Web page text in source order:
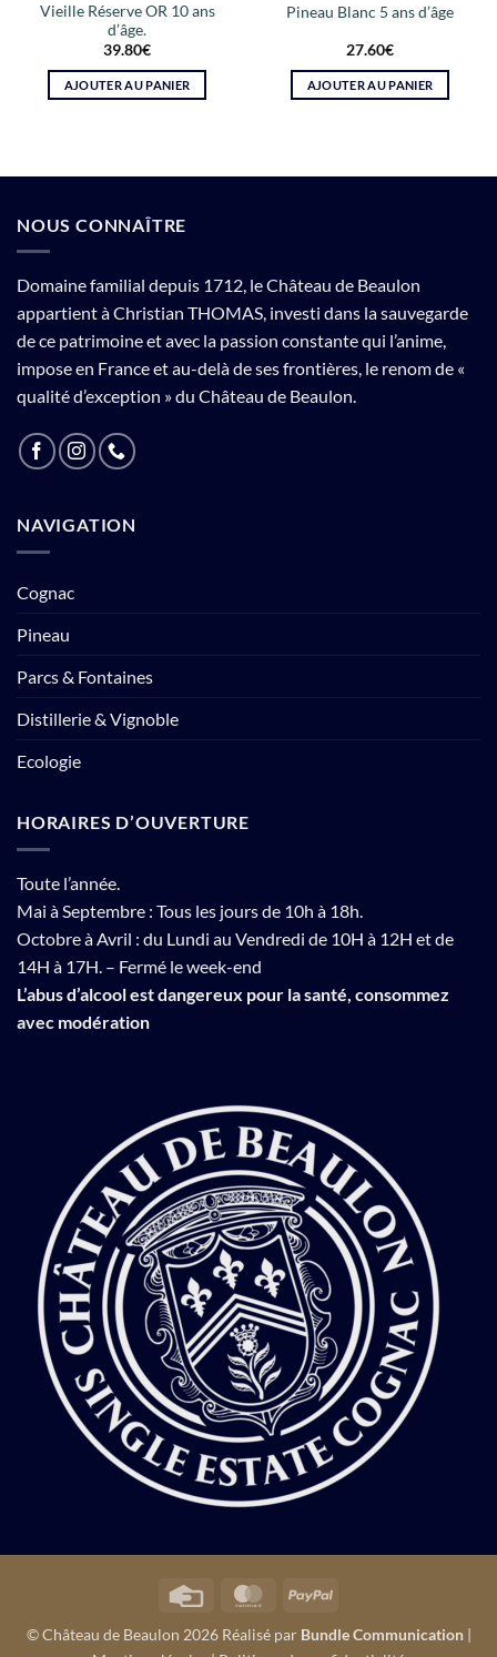
Vieille Réserve OR 10 ans
d’âge.
39.80€
AJOUTER AU PANIER
Pineau Blanc 5 ans d’âge
27.60€
AJOUTER AU PANIER
NOUS CONNAÎTRE
Domaine familial depuis 1712, le Château de Beaulon
appartient à Christian THOMAS, investi dans la sauvegarde
de ce patrimoine et avec la passion constante qui l’anime,
impose en France et au-delà de ses frontières, le renom de «
qualité d’exception » du Château de Beaulon.
NAVIGATION
Cognac
Pineau
Parcs & Fontaines
Distillerie & Vignoble
Ecologie
HORAIRES D’OUVERTURE
Toute l’année.
Mai à Septembre : Tous les jours de 10h à 18h.
Octobre à Avril : du Lundi au Vendredi de 10H à 12H et de
14H à 17H. – Fermé le week-end
L’abus d’alcool est dangereux pour la santé, consommez
avec modération
Credit
MasterCardPayPal
© Château de Beaulon 2026 Réalisé par Bundle Communication|